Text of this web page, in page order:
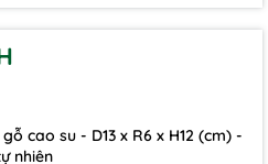
chu đáo
lợi ích cho khách hàng
cao su - D13 x R6 x H12 (cm) -
nhiên